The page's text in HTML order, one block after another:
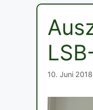
10. Juni 2018